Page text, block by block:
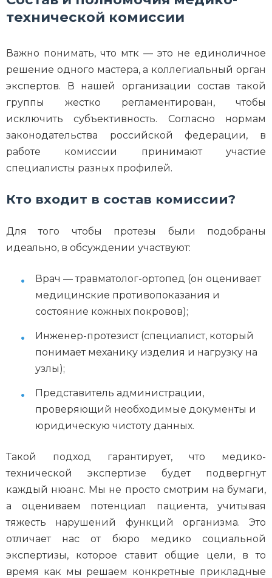
технической комиссии
Важно понимать, что мтк — это не единоличное
решение одного мастера, а коллегиальный орган
экспертов. В нашей организации состав такой
группы жестко регламентирован, чтобы
исключить субъективность. Согласно нормам
законодательства российской федерации, в
работе комиссии принимают участие
специалисты разных профилей.
Кто входит в состав комиссии?
Для того чтобы протезы были подобраны
идеально, в обсуждении участвуют:
Врач — травматолог-ортопед (он оценивает
медицинские противопоказания и
состояние кожных покровов);
Инженер-протезист (специалист, который
понимает механику изделия и нагрузку на
узлы);
Представитель администрации,
проверяющий необходимые документы и
юридическую чистоту данных.
Такой подход гарантирует, что медико-
технической экспертизе будет подвергнут
каждый нюанс. Мы не просто смотрим на бумаги,
а оцениваем потенциал пациента, учитывая
тяжесть нарушений функций организма. Это
отличает нас от бюро медико социальной
экспертизы, которое ставит общие цели, в то
время как мы решаем конкретные прикладные